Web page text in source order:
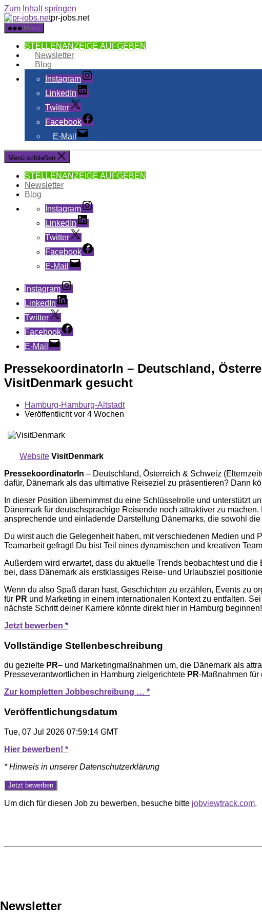
Zum Inhalt springen
pr-jobs.net
Menü
STELLENANZEIGE AUFGEBEN
Newsletter
Blog
Instagram
LinkedIn
Twitter
Facebook
E-Mail
Menü schließen
STELLENANZEIGE AUFGEBEN
Newsletter
Blog
Instagram
LinkedIn
Twitter
Facebook
E-Mail
Instagram
LinkedIn
Twitter
Facebook
E-Mail
PressekoordinatorIn – Deutschland,
VisitDenmark gesucht
Hamburg-Hamburg-Altstadt
Veröffentlicht vor 4 Wochen
Website VisitDenmark
PressekoordinatorIn – Deutschland, Österreich & Schweiz
dafür, Dänemark als das ultimative Reiseziel zu präsentieren? Dann
In dieser Position übernimmst du eine Schlüsselrolle und unterstützt
Dänemark für deutschsprachige Reisende noch attraktiver zu
ansprechende und einladende Darstellung Dänemarks, die sowohl
Du wirst auch die Gelegenheit haben, mit verschiedenen Medien
Teamarbeit gefragt! Du bist Teil eines dynamischen und kreativen
Außerdem wird erwartet, dass du aktuelle Trends beobachtest und
bei, dass Dänemark als erstklassiges Reise- und Urlaubsziel
Wenn du also Spaß daran hast, Geschichten zu erzählen, Events zu
für PR und Marketing in einem internationalen Kontext zu entfalten.
nächste Schritt deiner Karriere könnte direkt hier in Hamburg beginnen!
Jetzt bewerben *
Vollständige Stellenbeschreibung
du gezielte PR– und Marketingmaßnahmen um, die Dänemark als
Presseverantwortlichen in Hamburg zielgerichtete PR-Maßnahmen für
Zur kompletten Jobbeschreibung … *
Veröffentlichungsdatum
Tue, 07 Jul 2026 07:59:14 GMT
Hier bewerben! *
* Hinweis in unserer Datenschutzerklärung
Um dich für diesen Job zu bewerben, besuche bitte jobviewtrack.com.
Newsletter